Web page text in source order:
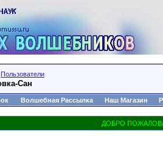
Пользователи
Сан
Волшебная Рассылка Наш Магазин